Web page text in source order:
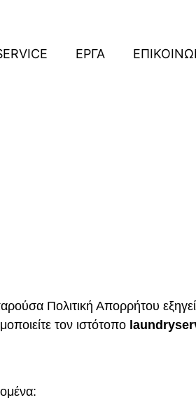
ΕΡΓΑ
Πολιτική Απορρήτου
τον ιστότοπο